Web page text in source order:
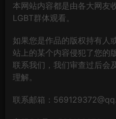
本网站内容都是由各大网友
LGBT群体观看。
如果您是作品的版权持有人
站上的某个内容侵犯了您的
联系我们，我们审查过后会
理解。
联系邮箱：